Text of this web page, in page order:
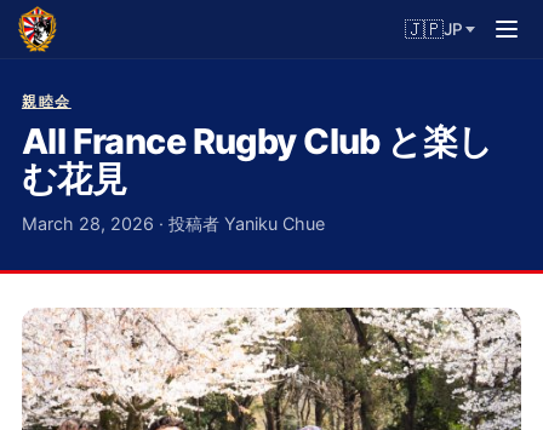
🇯🇵JP
親睦会
All France Rugby Club と楽し
む花見
March 28, 2026 · 投稿者 Yaniku Chue